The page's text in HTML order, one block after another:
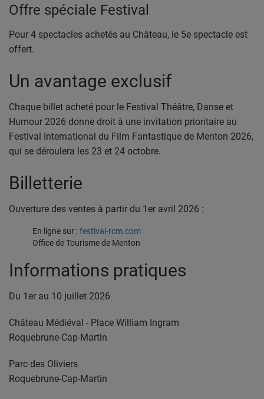
Offre spéciale Festival
Pour 4 spectacles achetés au Château, le 5e spectacle est
offert.
Un avantage exclusif
Chaque billet acheté pour le Festival Théâtre, Danse et
Humour 2026 donne droit à une invitation prioritaire au
Festival International du Film Fantastique de Menton 2026,
qui se déroulera les 23 et 24 octobre.
Billetterie
Ouverture des ventes à partir du 1er avril 2026 :
En ligne sur :festival-rcm.com
Office de Tourisme de Menton
Informations pratiques
Du 1er au 10 juillet 2026
Château Médiéval - Place William Ingram
Roquebrune-Cap-Martin
Parc des Oliviers
Roquebrune-Cap-Martin